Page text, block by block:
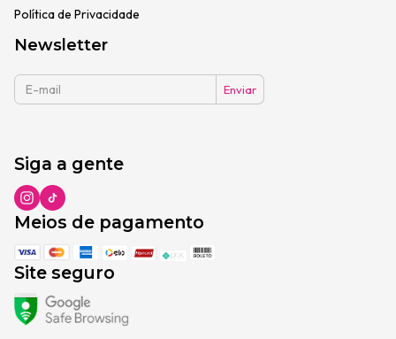
Política de Privacidade
Newsletter
Siga a gente
Meios de pagamento
Site seguro